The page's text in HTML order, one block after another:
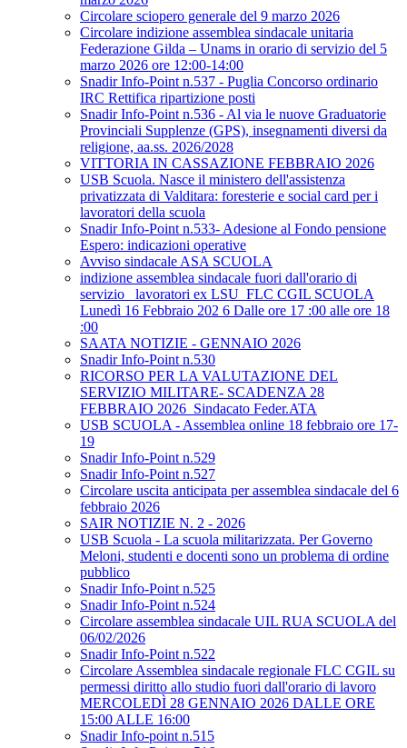
Circolare sciopero generale del 9 marzo 2026
Circolare indizione assemblea sindacale unitaria
Federazione Gilda – Unams in orario di servizio del 5
marzo 2026 ore 12:00-14:00
Snadir Info-Point n.537 - Puglia Concorso ordinario
IRC Rettifica ripartizione posti
Snadir Info-Point n.536 - Al via le nuove Graduatorie
Provinciali Supplenze (GPS), insegnamenti diversi da
religione, aa.ss. 2026/2028
VITTORIA IN CASSAZIONE FEBBRAIO 2026
USB Scuola. Nasce il ministero dell'assistenza
privatizzata di Valditara: foresterie e social card per i
lavoratori della scuola
Snadir Info-Point n.533- Adesione al Fondo pensione
Espero: indicazioni operative
Avviso sindacale ASA SCUOLA
indizione assemblea sindacale fuori dall'orario di
servizio _lavoratori ex LSU_FLC CGIL SCUOLA
Lunedì 16 Febbraio 202 6 Dalle ore 17 :00 alle ore 18
:00
SAATA NOTIZIE - GENNAIO 2026
Snadir Info-Point n.530
RICORSO PER LA VALUTAZIONE DEL
SERVIZIO MILITARE- SCADENZA 28
FEBBRAIO 2026_Sindacato Feder.ATA
USB SCUOLA - Assemblea online 18 febbraio ore 17-
19
Snadir Info-Point n.529
Snadir Info-Point n.527
Circolare uscita anticipata per assemblea sindacale del 6
febbraio 2026
SAIR NOTIZIE N. 2 - 2026
USB Scuola - La scuola militarizzata. Per Governo
Meloni, studenti e docenti sono un problema di ordine
pubblico
Snadir Info-Point n.525
Snadir Info-Point n.524
Circolare assemblea sindacale UIL RUA SCUOLA del
06/02/2026
Snadir Info-Point n.522
Circolare Assemblea sindacale regionale FLC CGIL su
permessi diritto allo studio fuori dall'orario di lavoro
MERCOLEDÌ 28 GENNAIO 2026 DALLE ORE
15:00 ALLE 16:00
Snadir Info-point n.515